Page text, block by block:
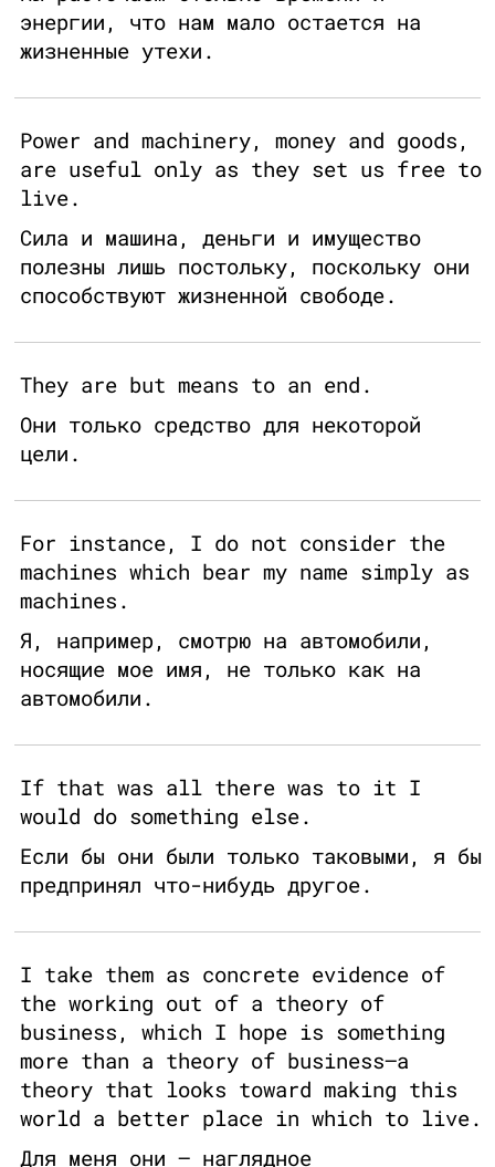
энергии, что нам мало остается на
жизненные утехи.
Power and machinery, money and goods,
are useful only as they set us free to
live.
Сила и машина, деньги и имущество
полезны лишь постольку, поскольку они
способствуют жизненной свободе.
They are but means to an end.
Они только средство для некоторой
цели.
For instance, I do not consider the
machines which bear my name simply as
machines.
Я, например, смотрю на автомобили,
носящие мое имя, не только как на
автомобили.
If that was all there was to it I
would do something else.
Если бы они были только таковыми, я бы
предпринял что-нибудь другое.
I take them as concrete evidence of
the working out of a theory of
business, which I hope is something
more than a theory of business—a
theory that looks toward making this
world a better place in which to live.
Для меня они – наглядное